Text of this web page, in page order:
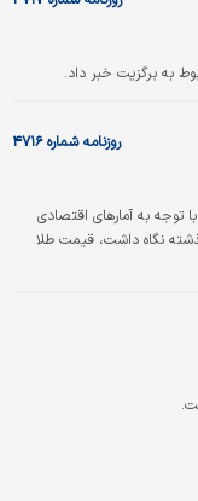
به برگزیت خبر داد.
روزنامه شماره ۴۷۱۶
به آمارهای اقتصادی
گذشته نگاه داشت، قیمت طلا